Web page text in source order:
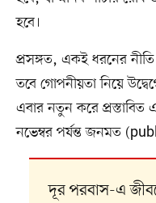
হবে।
প্রসঙ্গত, একই ধরনের
তবে গোপনীয়তা নিয়ে
এবার নতুন করে
নভেম্বর পর্যন্ত জনমত
দূর পরবাস-এ